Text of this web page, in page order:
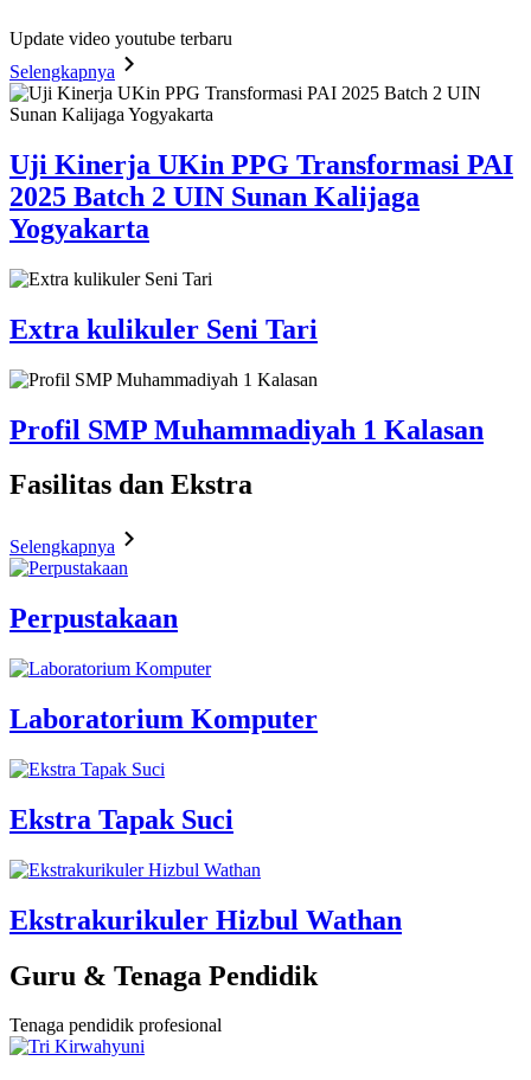
Update video youtube terbaru
Selengkapnya
Uji Kinerja UKin PPG Transformasi PAI
2025 Batch 2 UIN Sunan Kalijaga
Yogyakarta
Extra kulikuler Seni Tari
Profil SMP Muhammadiyah 1 Kalasan
Fasilitas dan Ekstra
Selengkapnya
Perpustakaan
Laboratorium Komputer
Ekstra Tapak Suci
Ekstrakurikuler Hizbul Wathan
Guru & Tenaga Pendidik
Tenaga pendidik profesional